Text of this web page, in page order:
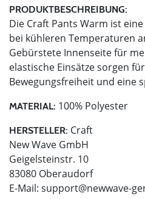
PRODUKTBESCHREIBUNG:
Die Craft Pants Warm ist
bei kühleren Temperaturen
Gebürstete Innenseite für
elastische Einsätze sorgen
Bewegungsfreiheit und eine
MATERIAL: 100% Polyester
HERSTELLER: Craft
New Wave GmbH
Geigelsteinstr. 10
83080 Oberaudorf
E-Mail: support@newwave-